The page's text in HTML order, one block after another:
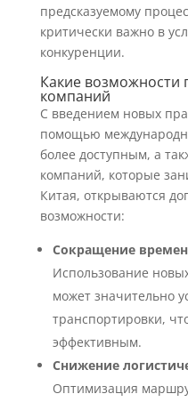
предсказуемому
критически важно в
конкуренции.
Какие возможности
компаний
С введением новых
помощью
более доступным, а
компаний, которые
Китая, открываются
возможности:
Сокращение
Использование
может значительно
транспортировки,
эффективным.
Снижение
Оптимизация